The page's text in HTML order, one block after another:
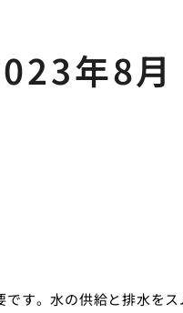
年8月
す。水の供給と排水を